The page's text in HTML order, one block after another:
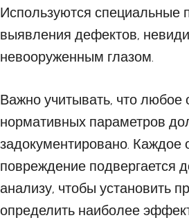
Используются специальные
выявления дефектов,
невооруженным глазом.
Важно учитывать, что любое
нормативных параметров
задокументировано. Каждое
повреждение подвергается
анализу, чтобы установить
определить наиболее